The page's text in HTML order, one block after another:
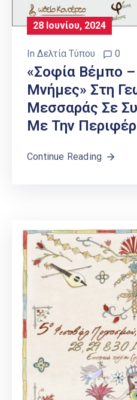
28 Ιουνίου, 2024
In Δελτία Τύπου 0
«Σοφία Βέμπο
Μνήμες» Στη
Μεσσαράς Σε
Με Την
Continue Reading